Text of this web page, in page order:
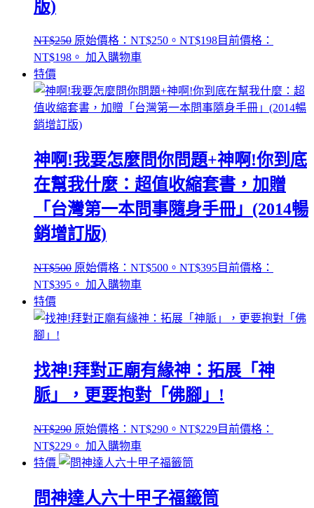
版)
NT$250 原始價格：NT$250。 NT$198目前價格：
NT$198。 加入購物車
特價
神啊!我要怎麼問你問題+神啊!你到底
在幫我什麼：超值收縮套書，加贈
「台灣第一本問事隨身手冊」(2014暢
銷增訂版)
NT$500 原始價格：NT$500。 NT$395目前價格：
NT$395。 加入購物車
特價
找神!拜對正廟有緣神：拓展「神
脈」，更要抱對「佛腳」!
NT$290 原始價格：NT$290。 NT$229目前價格：
NT$229。 加入購物車
特價
問神達人六十甲子福籤筒